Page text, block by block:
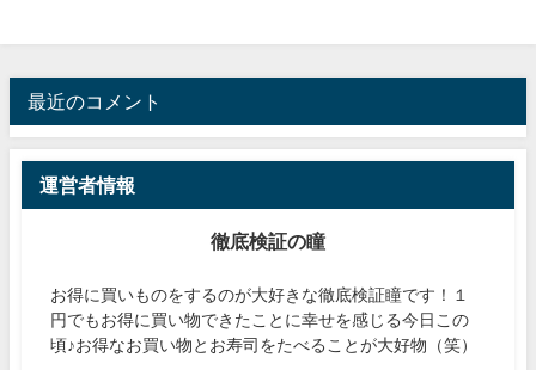
最近のコメント
運営者情報
徹底検証の瞳
お得に買いものをするのが大好きな徹底検証瞳です！１
円でもお得に買い物できたことに幸せを感じる今日この
頃♪お得なお買い物とお寿司をたべることが大好物（笑）